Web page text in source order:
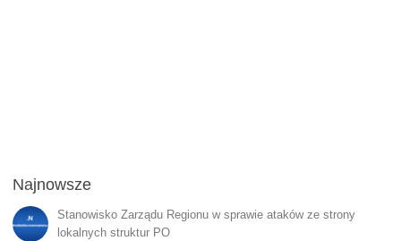
Najnowsze
Stanowisko Zarządu Regionu w sprawie ataków ze strony
lokalnych struktur PO